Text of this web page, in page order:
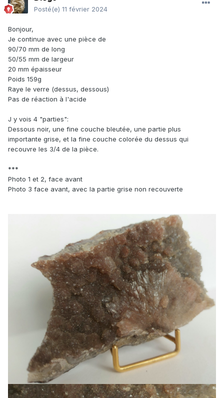
Posté(e) 11 février 2024
Bonjour,
Je continue avec une pièce de
90/70 mm de long
50/55 mm de largeur
20 mm épaisseur
Poids 159g
Raye le verre (dessus, dessous)
Pas de réaction à l'acide
J y vois 4 "parties":
Dessous noir, une fine couche bleutée, une partie plus
importante grise, et la fine couche colorée du dessus qui
recouvre les 3/4 de la pièce.
***
Photo 1 et 2, face avant
Photo 3 face avant, avec la partie grise non recouverte